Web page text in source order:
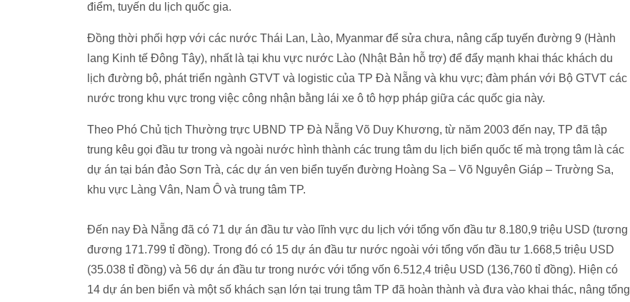
điểm, tuyến du lịch quốc gia.
Đồng thời phối hợp với các nước Thái Lan, Lào, Myanmar để sửa chưa, nâng cấp tuyến đường 9 (Hành
lang Kinh tế Đông Tây), nhất là tại khu vực nước Lào (Nhật Bản hỗ trợ) để đẩy mạnh khai thác khách du
lịch đường bộ, phát triển ngành GTVT và logistic của TP Đà Nẵng và khu vực; đàm phán với Bộ GTVT các
nước trong khu vực trong việc công nhận bằng lái xe ô tô hợp pháp giữa các quốc gia này.
Theo Phó Chủ tịch Thường trực UBND TP Đà Nẵng Võ Duy Khương, từ năm 2003 đến nay, TP đã tập
trung kêu gọi đầu tư trong và ngoài nước hình thành các trung tâm du lịch biển quốc tế mà trọng tâm là các
dự án tại bán đảo Sơn Trà, các dự án ven biển tuyến đường Hoàng Sa – Võ Nguyên Giáp – Trường Sa,
khu vực Làng Vân, Nam Ô và trung tâm TP.
Đến nay Đà Nẵng đã có 71 dự án đầu tư vào lĩnh vực du lịch với tổng vốn đầu tư 8.180,9 triệu USD (tương
đương 171.799 tỉ đồng). Trong đó có 15 dự án đầu tư nước ngoài với tổng vốn đầu tư 1.668,5 triệu USD
(35.038 tỉ đồng) và 56 dự án đầu tư trong nước với tổng vốn 6.512,4 triệu USD (136,760 tỉ đồng). Hiện có
14 dự án ben biển và một số khách sạn lớn tại trung tâm TP đã hoàn thành và đưa vào khai thác, nâng tổng